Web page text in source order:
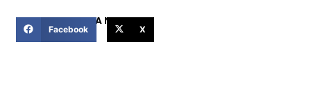
COMPARTIR ESTA NOTICIA
Facebook X